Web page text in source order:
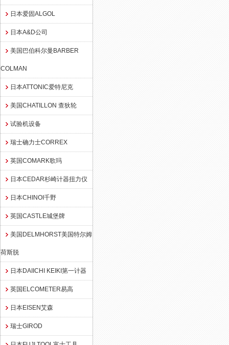
日本爱固ALGOL
日本A&D公司
美国巴伯科尔曼BARBER
COLMAN
日本ATTONIC爱特尼克
美国CHATILLON 查狄轮
试验机设备
瑞士确力士CORREX
英国COMARK歌玛
日本CEDAR杉崎计器扭力仪
日本CHINOI千野
英国CASTLE城堡牌
美国DELMHORST美国特尔姆
荷斯脱
日本DAIICHI KEIKI第一计器
英国ELCOMETER易高
日本EISEN艾森
瑞士GIROD